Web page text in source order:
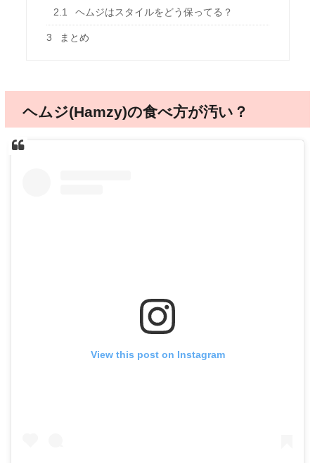
2.1 ヘムジはスタイルをどう保ってる？
3 まとめ
ヘムジ(Hamzy)の食べ方が汚い？
View this post on Instagram